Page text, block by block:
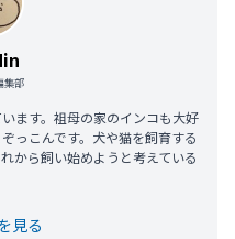
集部
ます。祖母の家のインコも大好
っこんです。犬や猫を飼育する
から飼い始めようと考えている
見る